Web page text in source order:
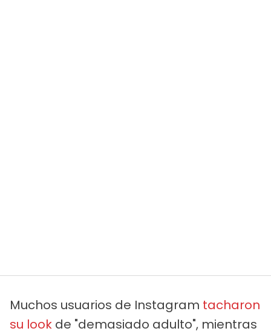
Muchos usuarios de Instagram tacharon
su look de "demasiado adulto", mientras